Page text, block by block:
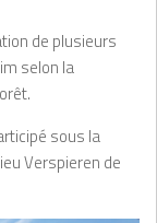
de plusieurs
selon la
sous la
Verspieren de